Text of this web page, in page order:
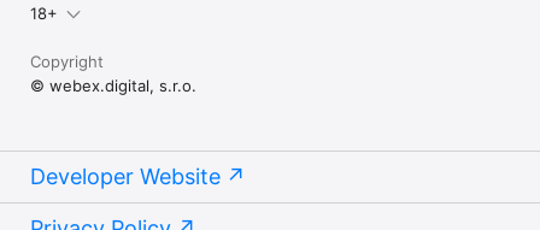
18+
Copyright
© webex.digital, s.r.o.
Developer Website